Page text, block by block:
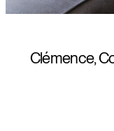
Clémence,